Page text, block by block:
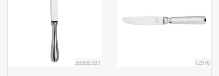
38358.037 12976